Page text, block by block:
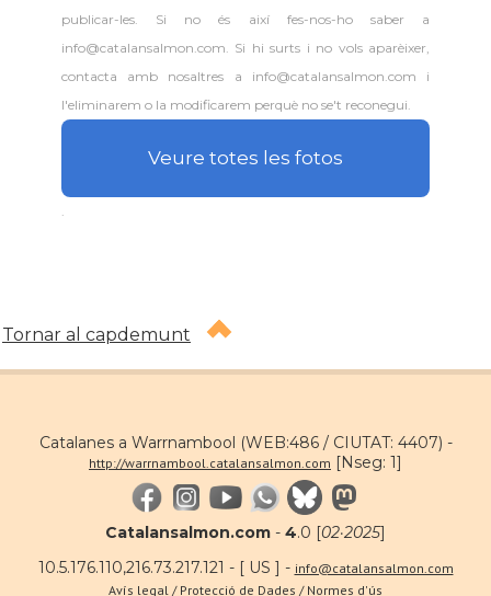
publicar-les. Si no és així fes-nos-ho saber a
info@catalansalmon.com. Si hi surts i no vols aparèixer,
contacta amb nosaltres a info@catalansalmon.com i
l'eliminarem o la modificarem perquè no se't reconegui.
Veure totes les fotos
Tornar al capdemunt
Catalanes a Warrnambool (WEB:486 / CIUTAT: 4407) -
http://warrnambool.catalansalmon.com [Nseg: 1]
Catalansalmon.com - 4.0 [02·2025]
10.5.176.110,216.73.217.121 - [ US ] - info@catalansalmon.com
Avís legal / Protecció de Dades / Normes d'ús